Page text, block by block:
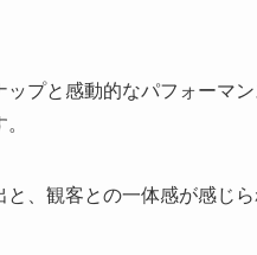
プと感動的なパフォーマ
、観客との一体感が感じ